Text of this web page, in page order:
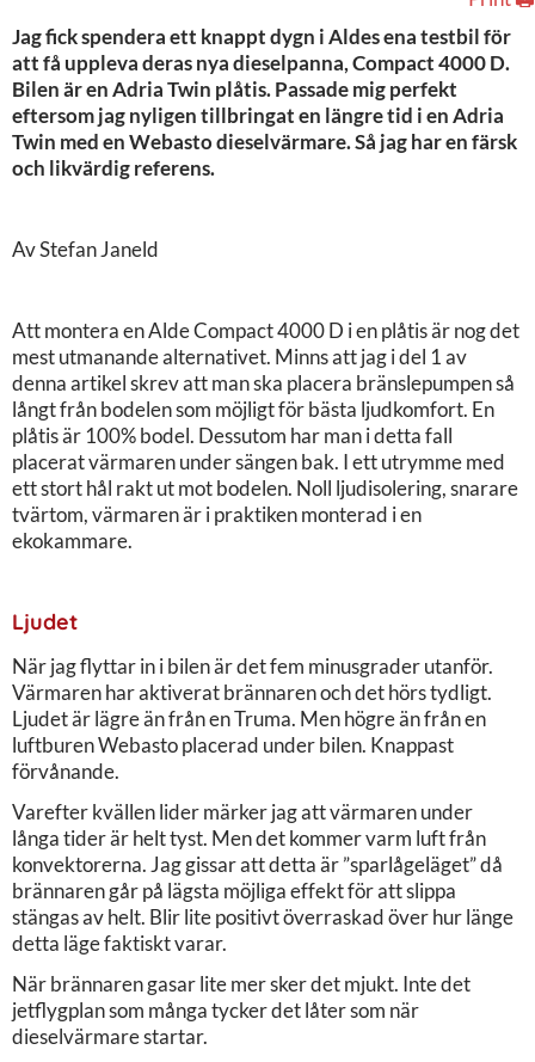
Jag fick spendera ett knappt dygn i Aldes ena testbil för
att få uppleva deras nya dieselpanna, Compact 4000 D.
Bilen är en Adria Twin plåtis. Passade mig perfekt
eftersom jag nyligen tillbringat en längre tid i en Adria
Twin med en Webasto dieselvärmare. Så jag har en färsk
och likvärdig referens.
Av Stefan Janeld
Att montera en Alde Compact 4000 D i en plåtis är nog det
mest utmanande alternativet. Minns att jag i del 1 av
denna artikel skrev att man ska placera bränslepumpen så
långt från bodelen som möjligt för bästa ljudkomfort. En
plåtis är 100% bodel. Dessutom har man i detta fall
placerat värmaren under sängen bak. I ett utrymme med
ett stort hål rakt ut mot bodelen. Noll ljudisolering, snarare
tvärtom, värmaren är i praktiken monterad i en
ekokammare.
Ljudet
När jag flyttar in i bilen är det fem minusgrader utanför.
Värmaren har aktiverat brännaren och det hörs tydligt.
Ljudet är lägre än från en Truma. Men högre än från en
luftburen Webasto placerad under bilen. Knappast
förvånande.
Varefter kvällen lider märker jag att värmaren under
långa tider är helt tyst. Men det kommer varm luft från
konvektorerna. Jag gissar att detta är ”sparlågeläget” då
brännaren går på lägsta möjliga effekt för att slippa
stängas av helt. Blir lite positivt överraskad över hur länge
detta läge faktiskt varar.
När brännaren gasar lite mer sker det mjukt. Inte det
jetflygplan som många tycker det låter som när
dieselvärmare startar.